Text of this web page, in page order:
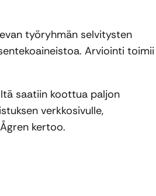
työryhmän selvitysten
Arviointi toimii
saatiin koottua paljon
verkkosivulle,
kertoo.